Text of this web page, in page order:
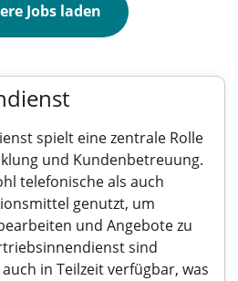
Jobs laden
spielt eine zentrale Rolle
und Kundenbetreuung.
telefonische als auch
genutzt, um
und Angebote zu
sind
in Teilzeit verfügbar, was